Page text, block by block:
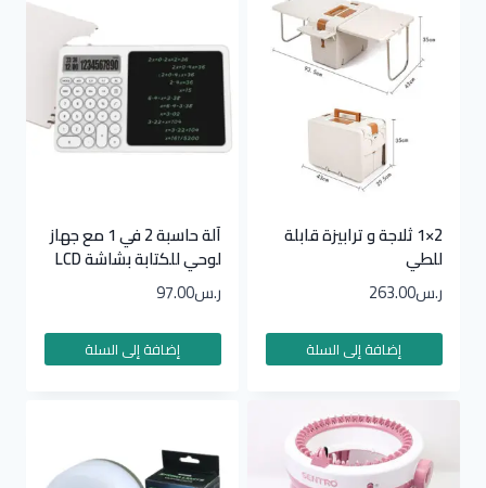
2×1 ثلاجة و ترابيزة قابلة
للطي
ر.س263.00
إضافة إلى السلة
آلة حاسبة 2 في 1 مع جهاز
لوحي للكتابة بشاشة LCD
ر.س97.00
إضافة إلى السلة